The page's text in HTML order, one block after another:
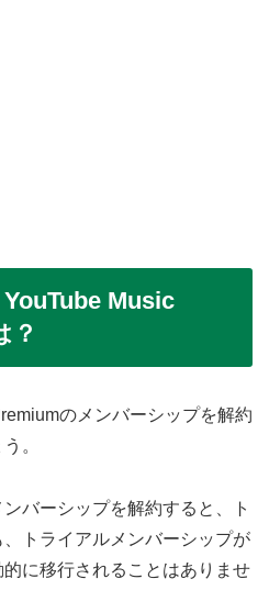
Music
？
のメンバーシップを解約
。
バーシップを解約すると、ト
トライアルメンバーシップが
に移行されることはありませ